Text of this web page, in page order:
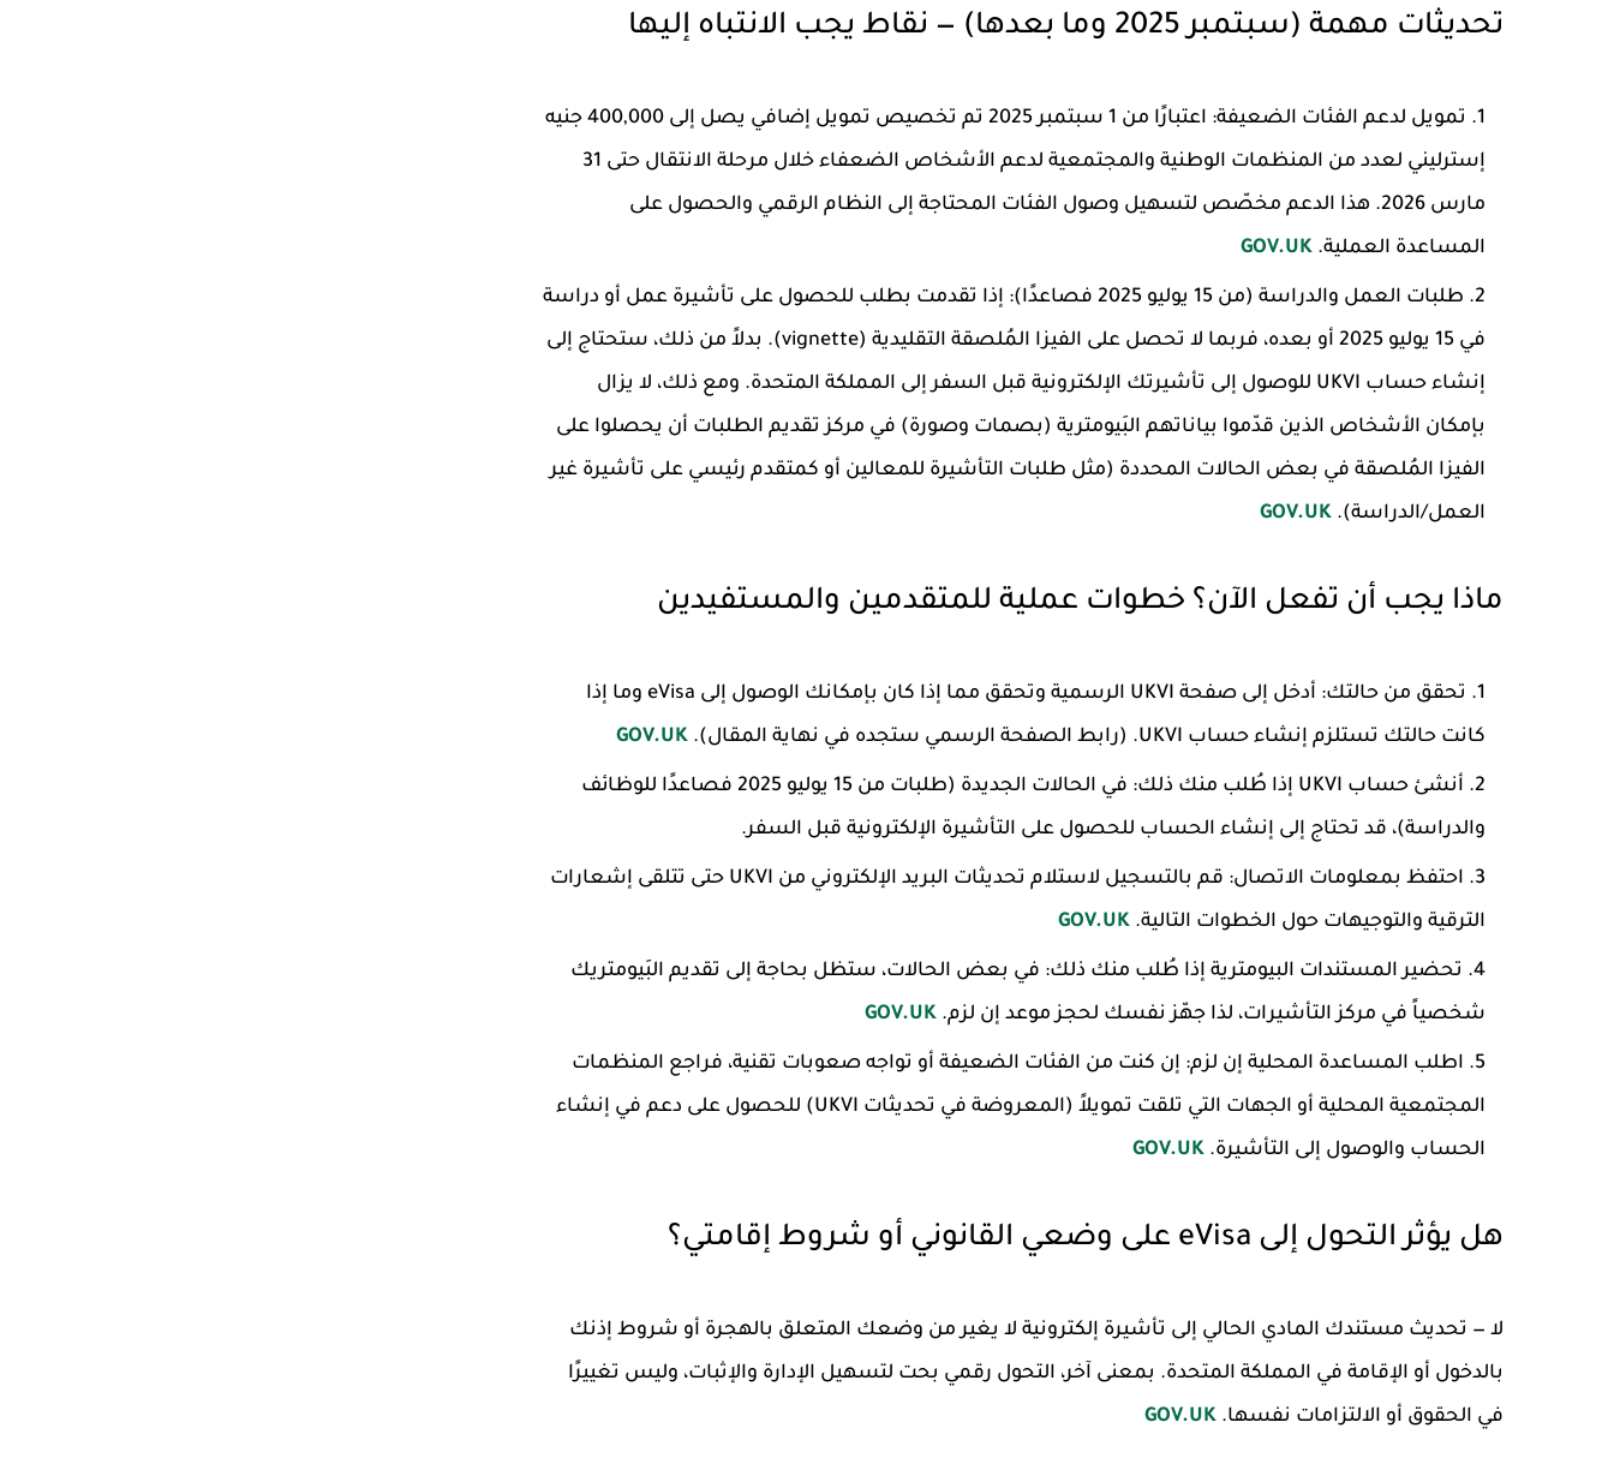
تحديثات مهمة (سبتمبر 2025 وما بعدها) — نقاط يجب الانتباه إليها
تمويل لدعم الفئات الضعيفة
: اعتبارًا من 1 سبتمبر 2025 تم تخصيص تمويل إضافي يصل إلى 400,000 جنيه
إسترليني لعدد من المنظمات الوطنية والمجتمعية لدعم الأشخاص الضعفاء خلال مرحلة الانتقال حتى 31
مارس 2026. هذا الدعم مخصّص لتسهيل وصول الفئات المحتاجة إلى النظام الرقمي والحصول على
المساعدة العملية. GOV.UK
طلبات العمل والدراسة (من 15 يوليو 2025 فصاعدًا)
: إذا تقدمت بطلب للحصول على تأشيرة عمل أو دراسة
في 15 يوليو 2025 أو بعده، فربما لا تحصل على الفيزا المُلصقة التقليدية (vignette). بدلاً من ذلك، ستحتاج إلى
إنشاء حساب UKVI للوصول إلى تأشيرتك الإلكترونية قبل السفر إلى المملكة المتحدة. ومع ذلك، لا يزال
بإمكان الأشخاص الذين قدّموا بياناتهم البَيومترية (بصمات وصورة) في مركز تقديم الطلبات أن يحصلوا على
الفيزا المُلصقة في بعض الحالات المحددة (مثل طلبات التأشيرة للمعالين أو كمتقدم رئيسي على تأشيرة غير
العمل/الدراسة). GOV.UK
ماذا يجب أن تفعل الآن؟ خطوات عملية للمتقدمين والمستفيدين
تحقق من حالتك
: أدخل إلى صفحة UKVI الرسمية وتحقق مما إذا كان بإمكانك الوصول إلى eVisa وما إذا
كانت حالتك تستلزم إنشاء حساب UKVI. (رابط الصفحة الرسمي ستجده في نهاية المقال).
GOV.UK
أنشئ حساب UKVI إذا طُلب منك ذلك
: في الحالات الجديدة (طلبات من 15 يوليو 2025 فصاعدًا للوظائف
والدراسة)، قد تحتاج إلى إنشاء الحساب للحصول على التأشيرة الإلكترونية قبل السفر.
احتفظ بمعلومات الاتصال
: قم بالتسجيل لاستلام تحديثات البريد الإلكتروني من UKVI حتى تتلقى إشعارات
الترقية والتوجيهات حول الخطوات التالية. GOV.UK
تحضير المستندات البيومترية إذا طُلب منك ذلك: في بعض الحالات، ستظل بحاجة إلى تقديم البَيومتريك
شخصياً في مركز التأشيرات، لذا جهّز نفسك لحجز موعد إن لزم. GOV.UK
اطلب المساعدة المحلية إن لزم: إن كنت من الفئات الضعيفة أو تواجه صعوبات تقنية، فراجع المنظمات
المجتمعية المحلية أو الجهات التي تلقت تمويلاً (المعروضة في تحديثات UKVI) للحصول على دعم في إنشاء
الحساب والوصول إلى التأشيرة. GOV.UK
هل يؤثر التحول إلى eVisa على وضعي القانوني أو شروط إقامتي؟
لا — تحديث مستندك المادي الحالي إلى تأشيرة إلكترونية لا يغير من وضعك المتعلق بالهجرة أو شروط إذنك
بالدخول أو الإقامة في المملكة المتحدة. بمعنى آخر، التحول رقمي بحت لتسهيل الإدارة والإثبات، وليس تغييرًا
في الحقوق أو الالتزامات نفسها. GOV.UK